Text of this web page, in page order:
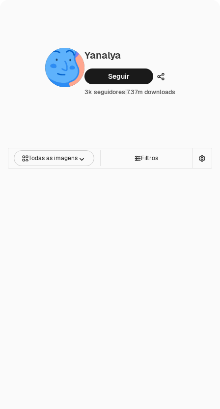
Yanalya
Seguir Compartilhar
3k seguidores|7.37m downloads
Todas as imagens Filtros